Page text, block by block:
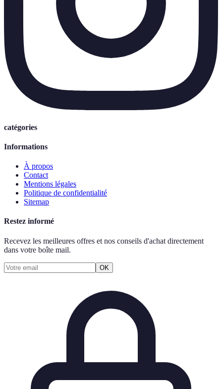
catégories
Informations
À propos
Contact
Mentions légales
Politique de confidentialité
Sitemap
Restez informé
Recevez les meilleures offres et nos conseils d'achat directement
dans votre boîte mail.
OK